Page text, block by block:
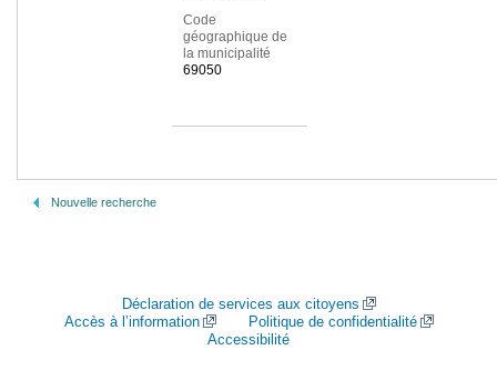
Code
géographique de
la municipalité
69050
Nouvelle recherche
Déclaration de services aux citoyens
Accès à l’information
Politique de confidentialité
Accessibilité